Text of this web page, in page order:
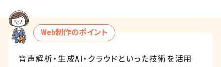
Web制作のポイント
音声解析・生成AI ・クラウドといった技術を活用